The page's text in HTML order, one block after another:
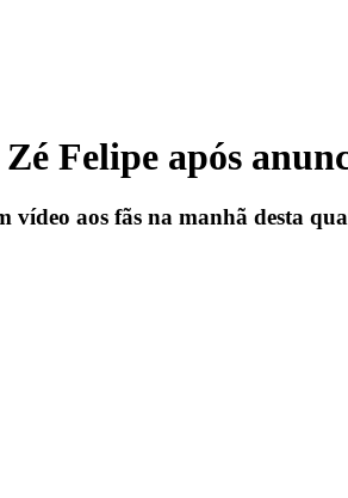
Felipe após
aos fãs na manhã desta